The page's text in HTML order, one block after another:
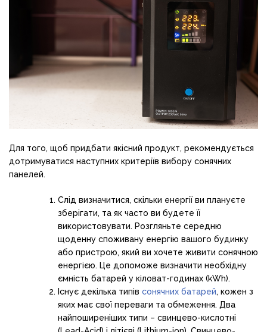
Для того, щоб придбати якісний продукт, рекомендується
дотримуватися наступних критеріїв вибору сонячних
панелей.
Слід визначитися, скільки енергії ви плануєте
зберігати, та як часто ви будете її
використовувати. Розгляньте середню
щоденну споживану енергію вашого будинку
або пристрою, який ви хочете живити сонячною
енергією. Це допоможе визначити необхідну
ємність батарей у кіловат-годинах (kWh).
Існує декілька типів сонячних батарей, кожен з
яких має свої переваги та обмеження. Два
найпоширеніших типи – свинцево-кислотні